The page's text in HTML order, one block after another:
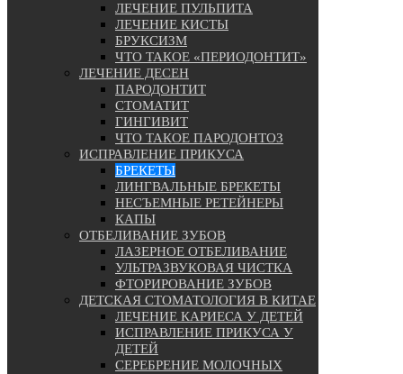
ЛЕЧЕНИЕ ПУЛЬПИТА
ЛЕЧЕНИЕ КИСТЫ
БРУКСИЗМ
ЧТО ТАКОЕ «ПЕРИОДОНТИТ»
ЛЕЧЕНИЕ ДЕСЕН
ПАРОДОНТИТ
СТОМАТИТ
ГИНГИВИТ
ЧТО ТАКОЕ ПАРОДОНТОЗ
ИСПРАВЛЕНИЕ ПРИКУСА
БРЕКЕТЫ
ЛИНГВАЛЬНЫЕ БРЕКЕТЫ
НЕСЪЕМНЫЕ РЕТЕЙНЕРЫ
КАПЫ
ОТБЕЛИВАНИЕ ЗУБОВ
ЛАЗЕРНОЕ ОТБЕЛИВАНИЕ
УЛЬТРАЗВУКОВАЯ ЧИСТКА
ФТОРИРОВАНИЕ ЗУБОВ
ДЕТСКАЯ СТОМАТОЛОГИЯ В КИТАЕ
ЛЕЧЕНИЕ КАРИЕСА У ДЕТЕЙ
ИСПРАВЛЕНИЕ ПРИКУСА У
ДЕТЕЙ
СЕРЕБРЕНИЕ МОЛОЧНЫХ